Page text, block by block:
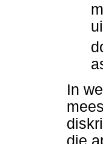
In
die